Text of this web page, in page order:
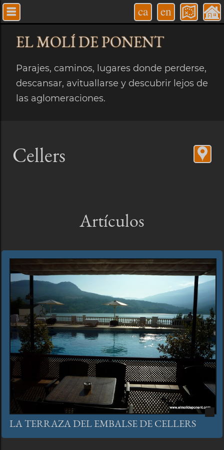
ca en
EL MOLÍDE PONENT
Parajes, caminos, lugares donde perderse,
descansar, avituallarse y descubrir lejos de
las aglomeraciones.
Cellers
Artículos
LA TERRAZA DEL EMBALSE DE CELLERS